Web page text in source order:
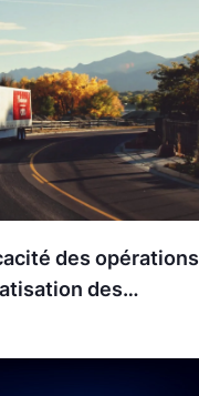
des opérations
des